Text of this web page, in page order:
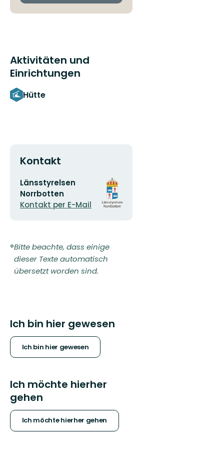
Aktivitäten und
Einrichtungen
Hütte
Kontakt
E-
Mail-
Adresse
Länsstyrelsen
Norrbotten
Kontakt per E-Mail
Logotyp
der
Organisation
Bitte beachte, dass einige
dieser Texte automatisch
übersetzt worden sind.
Ich bin hier gewesen
Ich bin hier gewesen
Ich möchte hierher
gehen
Ich möchte hierher gehen